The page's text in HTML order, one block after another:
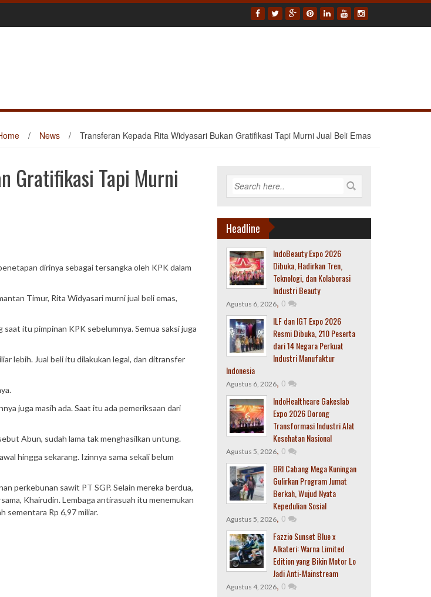
/ News / Transferan Kepada Rita Widyasari Bukan Gratifikasi Tapi Murni Jual Beli Emas
Gratifikasi Tapi Murni
dirinya sebagai tersangka oleh KPK dalam
Timur, Rita Widyasari murni jual beli emas,
itu pimpinan KPK sebelumnya. Semua saksi juga
lebih. Jual beli itu dilakukan legal, dan ditransfer
juga masih ada. Saat itu ada pemeriksaan dari
Abun, sudah lama tak menghasilkan untung.
hingga sekarang. Izinnya sama sekali belum
perkebunan sawit PT SGP. Selain mereka berdua,
Khairudin. Lembaga antirasuah itu menemukan
sementara Rp 6,97 miliar.
Headline
IndoBeauty Expo 2026
Dibuka, Hadirkan Tren,
Teknologi, dan Kolaborasi
Industri Beauty
Agustus 6, 2026, 0
ILF dan IGT Expo 2026
Resmi Dibuka, 210 Peserta
dari 14 Negara Perkuat
Industri Manufaktur
Indonesia
Agustus 6, 2026, 0
IndoHealthcare Gakeslab
Expo 2026 Dorong
Transformasi Industri Alat
Kesehatan Nasional
Agustus 5, 2026, 0
BRI Cabang Mega Kuningan
Gulirkan Program Jumat
Berkah, Wujud Nyata
Kepedulian Sosial
Agustus 5, 2026, 0
Fazzio Sunset Blue x
Alkateri: Warna Limited
Edition yang Bikin Motor Lo
Jadi Anti-Mainstream
Agustus 4, 2026, 0